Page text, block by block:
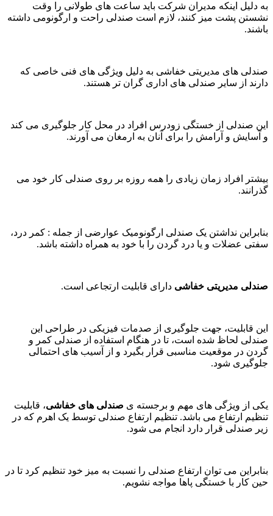
به دلیل اینکه مدیران شرکت باید ساعت های طولانی را وقت
نشستن پشت میز کنند، لازم است صندلی راحت و ارگونومی داشته
باشند.
صندلی ‌های مدیریتی خفاشی به دلیل ویژگی ‌های فنی خاصی که
دارند از سایر صندلی ‌های اداری گران تر هستند.
این صندلی از خستگی زودرس افراد در محل کار جلوگیری می کند
و آسایش و آرامش را برای آنان به ارمغان می آورند.
بیشتر افراد زمان زیادی را همه روزه بر روی صندلی کار خود می
گذرانند.
بنابراین نداشتن یک صندلی ارگونومیک عوارضی از جمله : کمر درد،
سفتی عضلات و یا درد گردن را با خود به همراه داشته باشد.
صندلی مدیریتی خفاشی دارای قابلیت ارتجاعی است.
این قابلیت، جهت جلوگیری از صدمات فیزیکی در طراحی این
صندلی لحاظ شده است، تا در هنگام استفاده از صندلی کمر و
گردن در موقعیت مناسبی قرار بگیرد و از آسیب های احتمالی
جلوگیری شود.
یکی از ویژگی های مهم و برجسته ی صندلی های خفاشی، قابلیت
تنظیم ارتفاع می باشد. تنظیم ارتفاع صندلی توسط یک اهرم که در
زیر صندلی قرار دارد انجام می شود.
بنابراین می توان ارتفاع صندلی را نسبت به میز خود تنظیم کرد تا در
حین کار با خستگی پاها مواجه نشویم.